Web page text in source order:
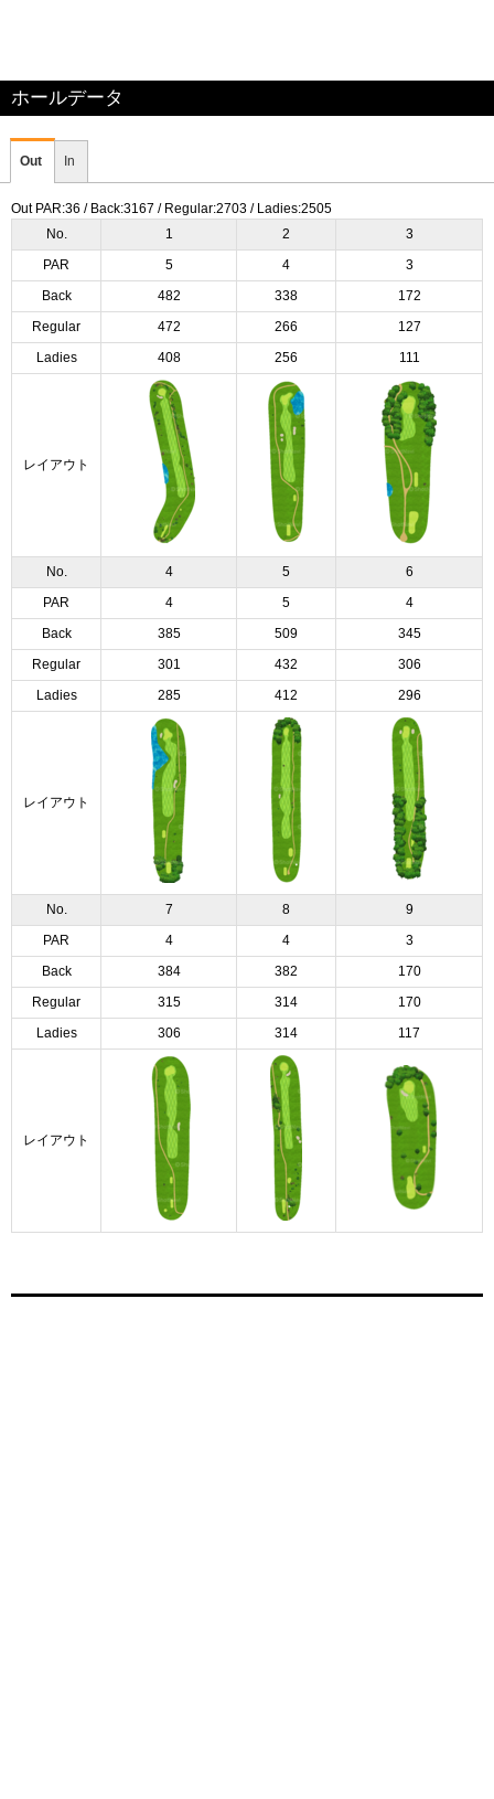
ホールデータ
Out In
Out PAR:36 / Back:3167 / Regular:2703 / Ladies:2505
No.
1 2 3
PAR 5 4 3
Back 482 338 172
Regular 472 266 127
Ladies 408 256 111
レイアウト
No. 4 5 6
PAR 4 5 4
Back 385 509 345
Regular 301 432 306
Ladies 285 412 296
レイアウト
No. 7 8 9
PAR 4 4 3
Back 384 382 170
Regular 315 314 170
Ladies 306 314 117
レイアウト